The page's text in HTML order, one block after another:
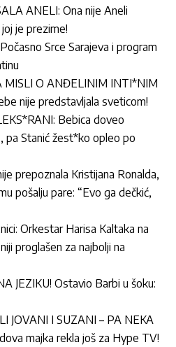
ANELI: Ona nije Aneli
je prezime!
Srce Sarajeva i program
MISLI O ANĐELINIM INTI*NIM
nije predstavljala sveticom!
Bebica doveo
pa Stanić žest*ko opleo po
prepoznala Kristijana Ronalda,
pošalju pare: “Evo ga dečkić,
Orkestar Harisa Kaltaka na
proglašen za najbolji na
JEZIKU! Ostavio Barbi u šoku:
JOVANI I SUZANI – PA NEKA
majka rekla još za Hype TV!